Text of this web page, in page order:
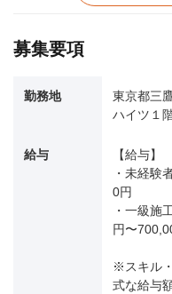
募集要項
勤務地
東京都三
ハイツ１
給与
【給与】
・未経験
0円
・一級施
円〜
※スキル
式な給与